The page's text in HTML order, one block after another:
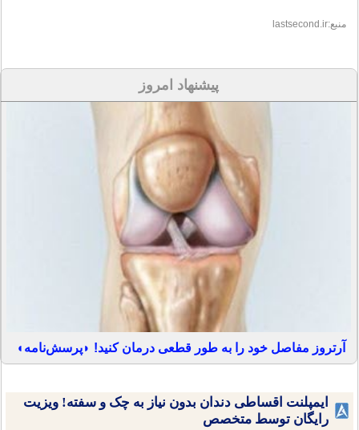
منبع:lastsecond.ir
پیشنهاد امروز
آرتروز مفاصل خود را به طور قطعی درمان کنید! ◗پرسش‌نامه◖
ایمپلنت اقساطی دندان بدون نیاز به چک و سفته! ویزیت
رایگان توسط متخصص